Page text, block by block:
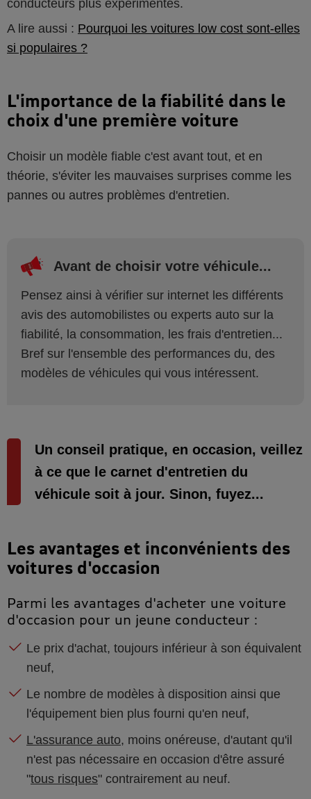
conducteurs plus expérimentés.
A lire aussi : Pourquoi les voitures low cost sont-elles
si populaires ?
L'importance de la fiabilité dans le
choix d'une première voiture
Choisir un modèle fiable c'est avant tout, et en
théorie, s'éviter les mauvaises surprises comme les
pannes ou autres problèmes d'entretien.
Avant de choisir votre véhicule...
Pensez ainsi à vérifier sur internet les différents
avis des automobilistes ou experts auto sur la
fiabilité, la consommation, les frais d'entretien...
Bref sur l'ensemble des performances du, des
modèles de véhicules qui vous intéressent.
Un conseil pratique, en occasion, veillez
à ce que le carnet d'entretien du
véhicule soit à jour. Sinon, fuyez...
Les avantages et inconvénients des
voitures d'occasion
Parmi les avantages d'acheter une voiture
d'occasion pour un jeune conducteur :
Le prix d'achat, toujours inférieur à son équivalent
neuf,
Le nombre de modèles à disposition ainsi que
l'équipement bien plus fourni qu'en neuf,
L'assurance auto, moins onéreuse, d'autant qu'il
n'est pas nécessaire en occasion d'être assuré
"tous risques" contrairement au neuf.